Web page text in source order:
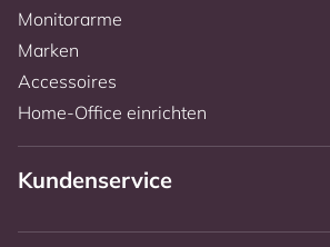
Monitorarme
Marken
Accessoires
Home-Office einrichten
Kundenservice